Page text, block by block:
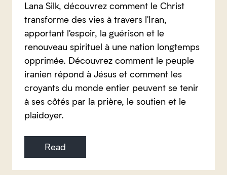
Lana Silk, découvrez comment le Christ
transforme des vies à travers l'Iran,
apportant l'espoir, la guérison et le
renouveau spirituel à une nation longtemps
opprimée. Découvrez comment le peuple
iranien répond à Jésus et comment les
croyants du monde entier peuvent se tenir
à ses côtés par la prière, le soutien et le
plaidoyer.
Read